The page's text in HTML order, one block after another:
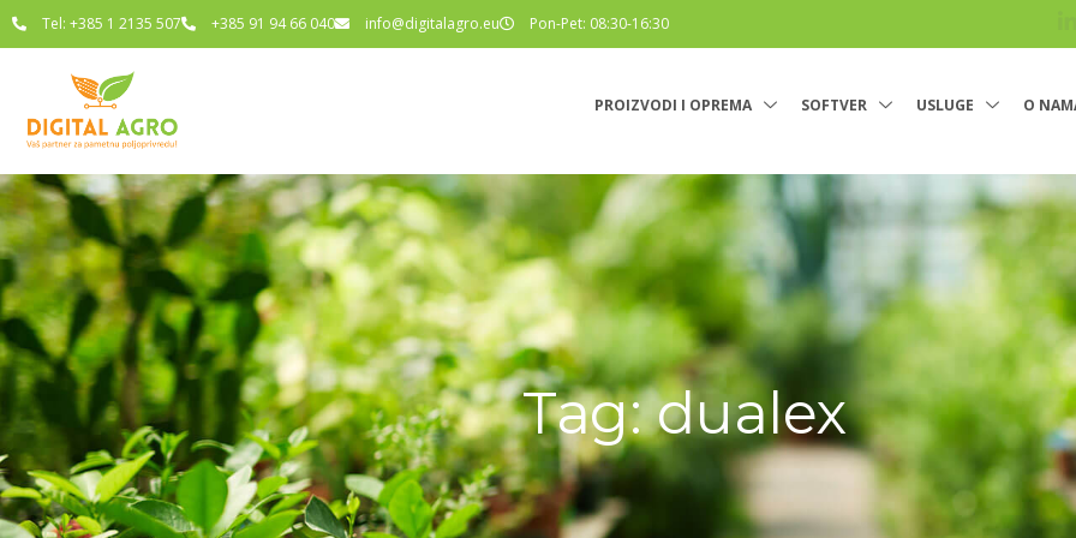
Tel: +385 1 2135 507 +385 91 94 66 040 info@digitalagro.eu Pon-Pet: 08:30-16:30
PROIZVODI I OPREMA SOFTVER USLUGE O
Tag: dualex